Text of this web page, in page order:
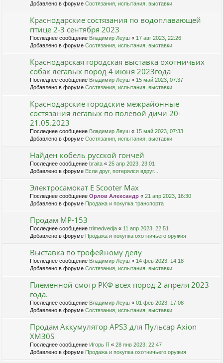
Добавлено в форуме Состязания, испытания, выставки
Краснодарские состязания по водоплавающей
птице 2-3 сентября 2023
Последнее сообщение Владимир Леуш « 17 авг 2023, 22:26
Добавлено в форуме Состязания, испытания, выставки
Краснодарская городская выставка охотничьих
собак легавых пород 4 июня 2023года
Последнее сообщение Владимир Леуш « 15 май 2023, 07:37
Добавлено в форуме Состязания, испытания, выставки
Краснодарские городские межрайонные
состязания легавых по полевой дичи 20-
21.05.2023
Последнее сообщение Владимир Леуш « 15 май 2023, 07:33
Добавлено в форуме Состязания, испытания, выставки
Найден кобель русской гончей
Последнее сообщение braita « 25 апр 2023, 23:01
Добавлено в форуме Если друг, потерялся вдруг...
Электросамокат E Scooter Max
Последнее сообщение Орлов Александр « 21 апр 2023, 16:30
Добавлено в форуме Продажа и покупка транспорта
Продам МР-153
Последнее сообщение trimedvedja « 11 апр 2023, 22:51
Добавлено в форуме Продажа и покупка охотничьего оружия
Выставка по трофейному делу
Последнее сообщение Владимир Леуш « 14 фев 2023, 14:18
Добавлено в форуме Состязания, испытания, выставки
Племенной смотр РКФ всех пород 2 апреля 2023
года.
Последнее сообщение Владимир Леуш « 01 фев 2023, 17:08
Добавлено в форуме Состязания, испытания, выставки
Продам Аккумулятор APS3 для Пульсар Axion
XM30S
Последнее сообщение Игорь П « 28 янв 2023, 22:47
Добавлено в форуме Продажа и покупка охотничьего оружия